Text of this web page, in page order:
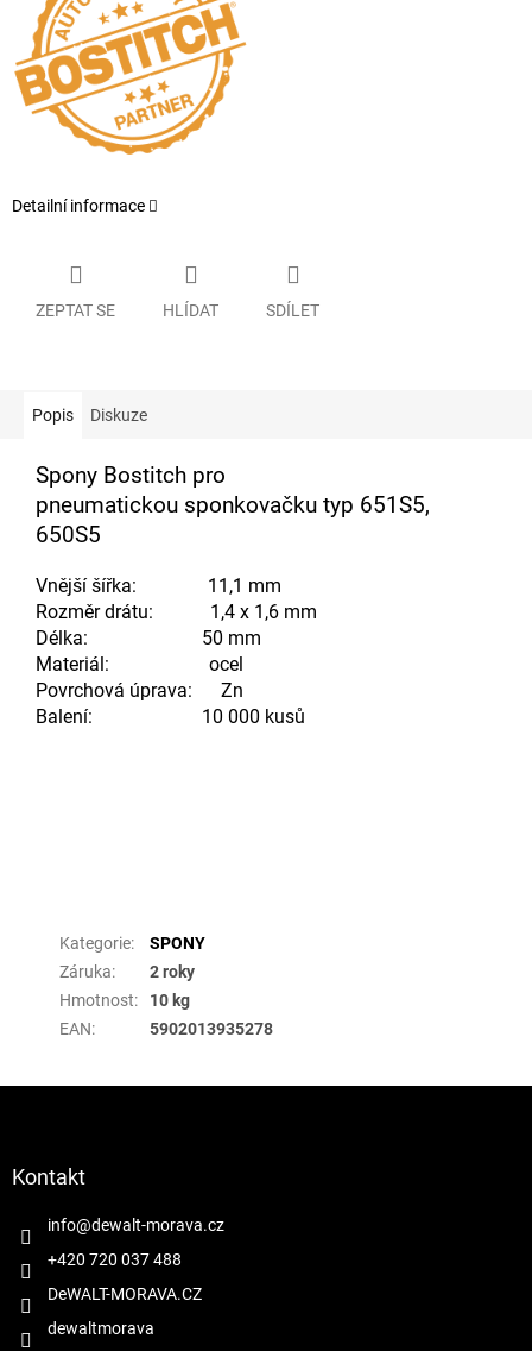
Detailní informace
ZEPTAT SE HLÍDAT SDÍLET
Popis Diskuze
Spony Bostitch pro
pneumatickou sponkovačku typ 651S5,
650S5
Vnější šířka: 11,1 mm
Rozměr drátu: 1,4 x 1,6 mm
Délka: 50 mm
Materiál: ocel
Povrchová úprava: Zn
Balení: 10 000 kusů
Kategorie:
SPONY
Záruka:
2 roky
Hmotnost:
10 kg
EAN: 5902013935278
Kontakt
info@dewalt-morava.cz
+420 720 037 488
DeWALT-MORAVA.CZ
dewaltmorava